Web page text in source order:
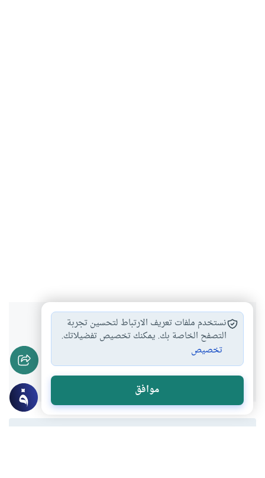
هل انتفعت بهذا المحتوى؟
نعم لا
نستخدم ملفات تعريف الارتباط لتحسين تجربة
التصفح الخاصة بك. يمكنك تخصيص تفضيلاتك.
تخصيص
موافق